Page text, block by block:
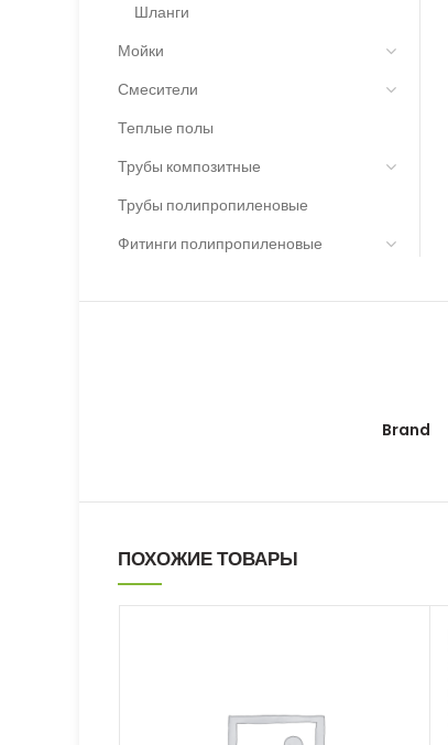
Шланги
Мойки
Смесители
Теплые полы
Трубы композитные
Трубы полипропиленовые
Фитинги полипропиленовые
Brand
ПОХОЖИЕ ТОВАРЫ